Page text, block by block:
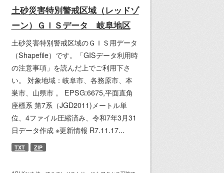
土砂災害特別警戒区域（レッドゾ
ーン）ＧＩＳデータ 岐阜地区
土砂災害特別警戒区域のＧＩＳ用データ
（Shapefile）です。「GISデータ利用時
の注意事項」を読んだ上でご利用下さ
い。 対象地域：岐阜市、各務原市、本
巣市、山県市 。 EPSG:6675,平面直角
座標系 第7系（JGD2011)メートル単
位、4ファイル圧縮済み、令和7年3月31
日データ作成 ※更新情報 R7.11.17...
TXT ZIP